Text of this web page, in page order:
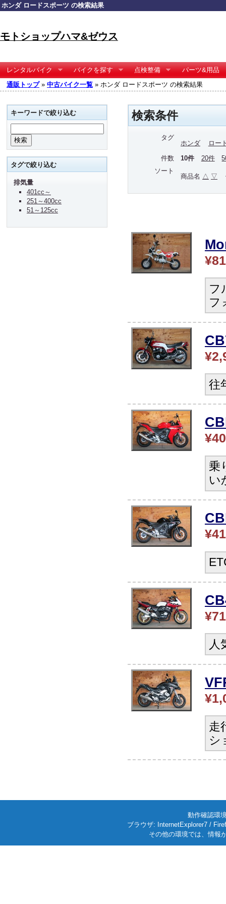
ホンダ ロードスポーツ の検索結果
モトショップハマ&ゼウス
レンタルバイク バイクを探す 点検整備
パーツ&用品
通販トップ» 中古バイク一覧 » ホンダ ロードスポーツ の検索結果
検索条件
タグ
ホンダ
ロー
件数
10件 20件
ソート
商品名 △ ▽
フ
フ
往
乗
い
人
走
シ
キーワードで絞り込む
タグで絞り込む
排気量
401cc～
251～400cc
51～125cc
動作確認環
ブラウザ: InternetExplorer7 /
その他の環境では、情報